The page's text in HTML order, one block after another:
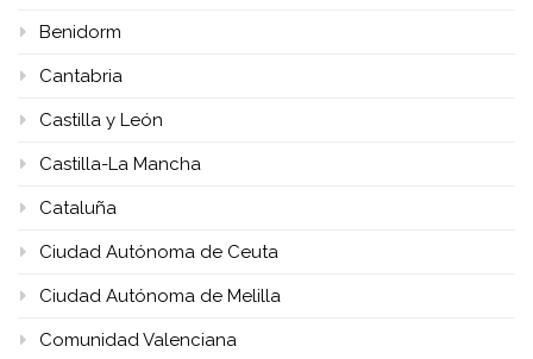
Benidorm
Cantabria
Castilla y León
Castilla-La Mancha
Cataluña
Ciudad Autónoma de Ceuta
Ciudad Autónoma de Melilla
Comunidad Valenciana